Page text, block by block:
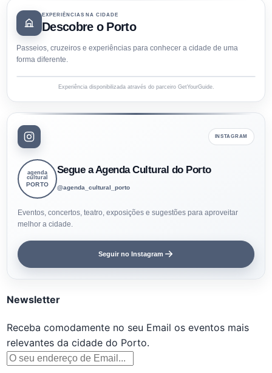
EXPERIÊNCIAS NA CIDADE
Descobre o Porto
Passeios, cruzeiros e experiências para conhecer a cidade de uma
forma diferente.
Experiência disponibilizada através do parceiro GetYourGuide.
INSTAGRAM
agenda
cultural
PORTO
Segue a Agenda Cultural do Porto
@agenda_cultural_porto
Eventos, concertos, teatro, exposições e sugestões para aproveitar
melhor a cidade.
Seguir no Instagram
Newsletter
Receba comodamente no seu Email os eventos mais
relevantes da cidade do Porto.